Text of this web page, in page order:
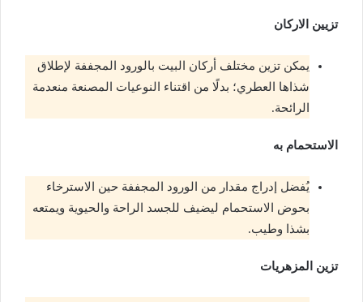
تزيين الاركان
يمكن تزين مختلف أركان البيت بالورود المجففة لإطلاق
شذاها العطري؛ بدلًا من اقتناء النوعيات المصنعة منعدمة
الرائحة.
الاستحمام به
يُفضل إدراج مقدار من الورود المجففة حين الاسترخاء
بحوض الاستحمام ليضيف للجسد الراحة والحيوية ويمتعه
بشذا وطيب.
تزين المزهريات